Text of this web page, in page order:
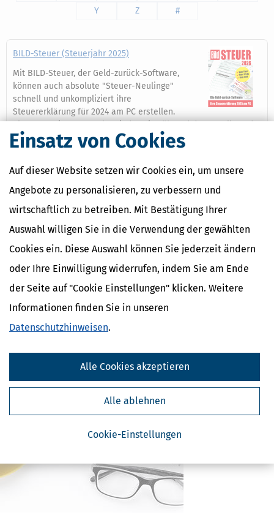
Einsatz von Cookies
Auf dieser Website setzen wir Cookies ein, um unsere
Angebote zu personalisieren, zu verbessern und
wirtschaftlich zu betreiben. Mit Bestätigung Ihrer
Auswahl willigen Sie in die Verwendung der gewählten
Cookies ein. Diese Auswahl können Sie jederzeit ändern
oder Ihre Einwilligung widerrufen, indem Sie am Ende
der Seite auf "Cookie Einstellungen" klicken. Weitere
Informationen finden Sie in unseren
Datenschutzhinweisen.
Cookie-Einstellungen
Alle ablehnen
Alle Cookies akzeptieren
Y
Z #
BILD-Steuer (Steuerjahr 2025)
Mit BILD-Steuer, der Geld-zurück-Software,
können auch absolute "Steuer-Neulinge"
schnell und unkompliziert ihre
Steuererklärung für 2024 am PC erstellen.
Clevere Assistenten geben jederzeit während der Erstellung der
Steuererklärung Tipps zum Steuern sparen.
Ähnliche Themen
Finanzamt & Formalitäten
Arbeitslosengeld
Einkünfte aus nichtselbstständiger Arbeit
Progressionsvorbehalt
Lohnsteuer